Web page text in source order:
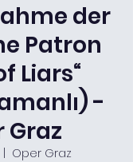
der
Patron
Liars“
-
Graz
Oper Graz